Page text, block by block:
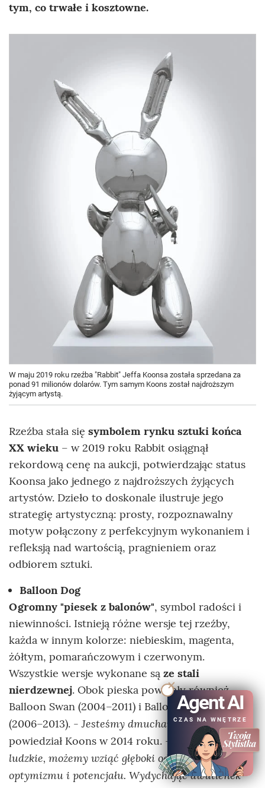
tym, co trwałe i kosztowne.
W maju 2019 roku rzeźba "Rabbit" Jeffa Koonsa została sprzedana za
ponad 91 milionów dolarów. Tym samym Koons został najdroższym
żyjącym artystą.
Rzeźba stała się symbolem rynku sztuki końca
XX wieku – w 2019 roku Rabbit osiągnął
rekordową cenę na aukcji, potwierdzając status
Koonsa jako jednego z najdroższych żyjących
artystów. Dzieło to doskonale ilustruje jego
strategię artystyczną: prosty, rozpoznawalny
motyw połączony z perfekcyjnym wykonaniem i
refleksją nad wartością, pragnieniem oraz
odbiorem sztuki.
Balloon Dog
Ogromny "piesek z balonów", symbol radości i
niewinności. Istnieją różne wersje tej rzeźby,
każda w innym kolorze: niebieskim, magenta,
żółtym, pomarańczowym i czerwonym.
Wszystkie wersje wykonane są ze stali
nierdzewnej. Obok pieska powstały również
Balloon Swan (2004–2011) i Balloon Monkey
(2006–2013). -Jesteśmy dmuchańcami-
powiedział Koons w 2014 roku. -
Jako istoty
ludzkie, możemy wziąć głęboki oddech - to symbol
optymizmu i potencjału. Wydychając dwutlenek
Agent AI
CZAS NA WNĘTRZE